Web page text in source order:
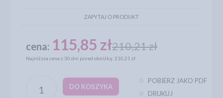
ZAPYTAJ O PRODUKT
cena: 115,85 zł210,21 zł
Najniższa cena z 30 dni przed obniżką: 210,21 zł
DO KOSZYKA
POBIERZ JAKO PDF
DRUKUJ